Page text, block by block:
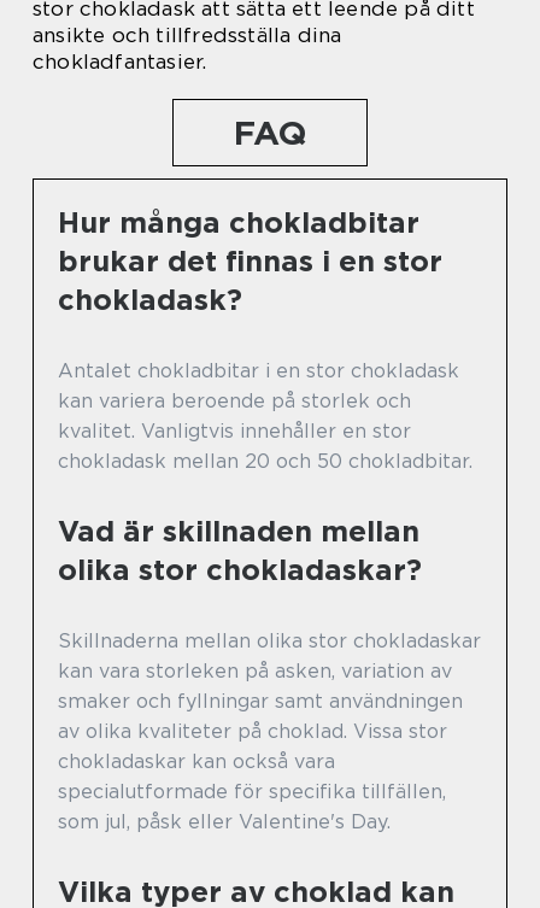
stor chokladask att sätta ett leende på ditt
ansikte och tillfredsställa dina
chokladfantasier.
FAQ
Hur många chokladbitar
brukar det finnas i en stor
chokladask?
Antalet chokladbitar i en stor chokladask
kan variera beroende på storlek och
kvalitet. Vanligtvis innehåller en stor
chokladask mellan 20 och 50 chokladbitar.
Vad är skillnaden mellan
olika stor chokladaskar?
Skillnaderna mellan olika stor chokladaskar
kan vara storleken på asken, variation av
smaker och fyllningar samt användningen
av olika kvaliteter på choklad. Vissa stor
chokladaskar kan också vara
specialutformade för specifika tillfällen,
som jul, påsk eller Valentine's Day.
Vilka typer av choklad kan